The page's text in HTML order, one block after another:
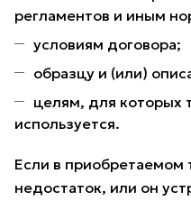
регламентов и иным
условиям договора;
образцу и (или)
целям, для которых
используется.
Если в приобретаемом
недостаток, или он